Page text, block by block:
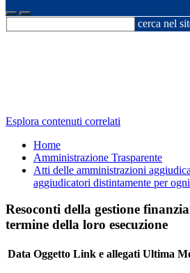
cerca nel
Esplora contenuti correlati
Home
Amministrazione Trasparente
Atti delle amministrazioni
aggiudicatori distintamente per
Resoconti della gestione
termine della loro esecuzione
Data Oggetto Link e allegati Ultima